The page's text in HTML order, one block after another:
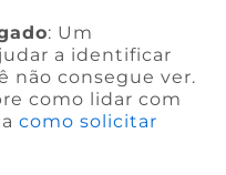
: Um
a identificar
não consegue ver.
como lidar com
como solicitar